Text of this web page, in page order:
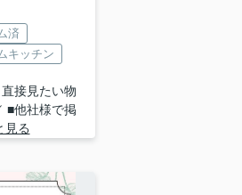
済
キッチン
接見たい物
■他社様で掲
見る